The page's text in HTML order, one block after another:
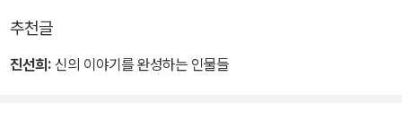
추천글
진선희: 신의 이야기를 완성하는 인물들